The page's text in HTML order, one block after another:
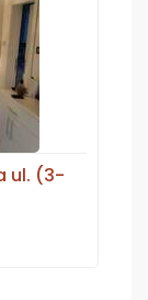
ul. (3-